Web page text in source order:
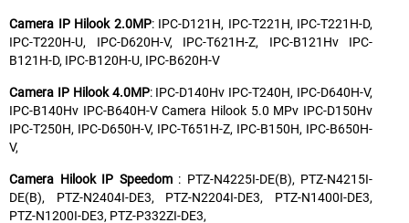
Camera IP Hilook 2.0MP: IPC-D121H, IPC-T221H, IPC-T221H-D,
IPC-T220H-U, IPC-D620H-V, IPC-T621H-Z, IPC-B121Hv IPC-
B121H-D, IPC-B120H-U, IPC-B620H-V
Camera IP Hilook 4.0MP: IPC-D140Hv IPC-T240H, IPC-D640H-V,
IPC-B140Hv IPC-B640H-V Camera Hilook 5.0 MPv IPC-D150Hv
IPC-T250H, IPC-D650H-V, IPC-T651H-Z, IPC-B150H, IPC-B650H-
V,
Camera Hilook IP Speedom: PTZ-N4225I-DE(B), PTZ-N4215I-
DE(B), PTZ-N2404I-DE3, PTZ-N2204I-DE3, PTZ-N1400I-DE3,
PTZ-N1200I-DE3, PTZ-P332ZI-DE3,